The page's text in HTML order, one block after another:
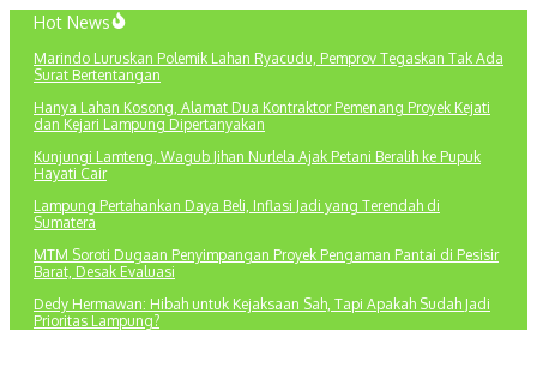
Lewati
konten
Hot News
Marindo Luruskan Polemik Lahan Ryacudu, Pemprov Tegaskan Tak Ada
Surat Bertentangan
Hanya Lahan Kosong, Alamat Dua Kontraktor Pemenang Proyek Kejati
dan Kejari Lampung Dipertanyakan
Kunjungi Lamteng, Wagub Jihan Nurlela Ajak Petani Beralih ke Pupuk
Hayati Cair
Lampung Pertahankan Daya Beli, Inflasi Jadi yang Terendah di
Sumatera
MTM Soroti Dugaan Penyimpangan Proyek Pengaman Pantai di Pesisir
Barat, Desak Evaluasi
Dedy Hermawan: Hibah untuk Kejaksaan Sah, Tapi Apakah Sudah Jadi
Prioritas Lampung?